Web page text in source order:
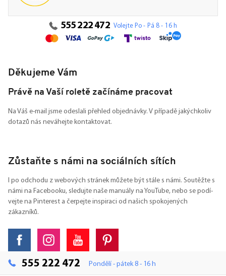
555 222 472 Volejte Po - Pá 8 - 16 h
Děkujeme Vám
Právě na Vaší roletě začínáme pracovat
Na Váš e-mail jsme odeslali přehled objednávky. V případě jakýchkoliv
dotazů nás neváhejte kontaktovat.
Zůstaňte s námi na sociálních sítích
I po odchodu z webových stránek můžete být stále s námi. Soutěžte s
námi na Facebooku, sledujte naše manuály na YouTube, nebo se podí-
vejte na Pinterest a čerpejte inspiraci od našich spokojených
zákazníků.
555 222 472 Pondělí - pátek 8 - 16 h